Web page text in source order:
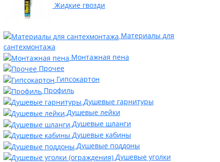
Жидкие гвозди
Материалы для
сантехмонтажа
Монтажная пена
Прочее
Гипсокартон
Профиль
Душевые гарнитуры
Душевые лейки
Душевые шланги
Душевые кабины
Душевые поддоны
Душевые уголки